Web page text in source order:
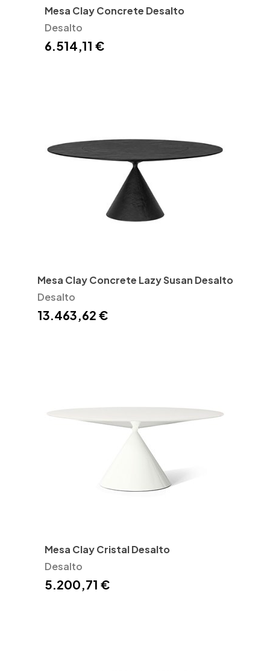
Mesa Clay Concrete Desalto
Desalto
6.514,11 €
Mesa Clay Concrete Lazy Susan Desalto
Desalto
13.463,62 €
Mesa Clay Cristal Desalto
Desalto
5.200,71 €